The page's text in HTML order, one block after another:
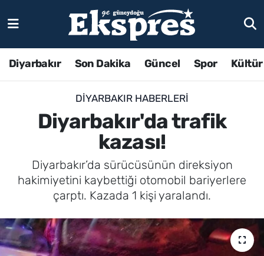
Diyarbakır Son Dakika Güncel Spor
DIYARBAKIR HABERLERI
Diyarbakır'da trafik
kazası!
Diyarbakır’da sürücüsünün direksiyon
hakimiyetini kaybettiği otomobil bariyerlere
çarptı. Kazada 1 kişi yaralandı.